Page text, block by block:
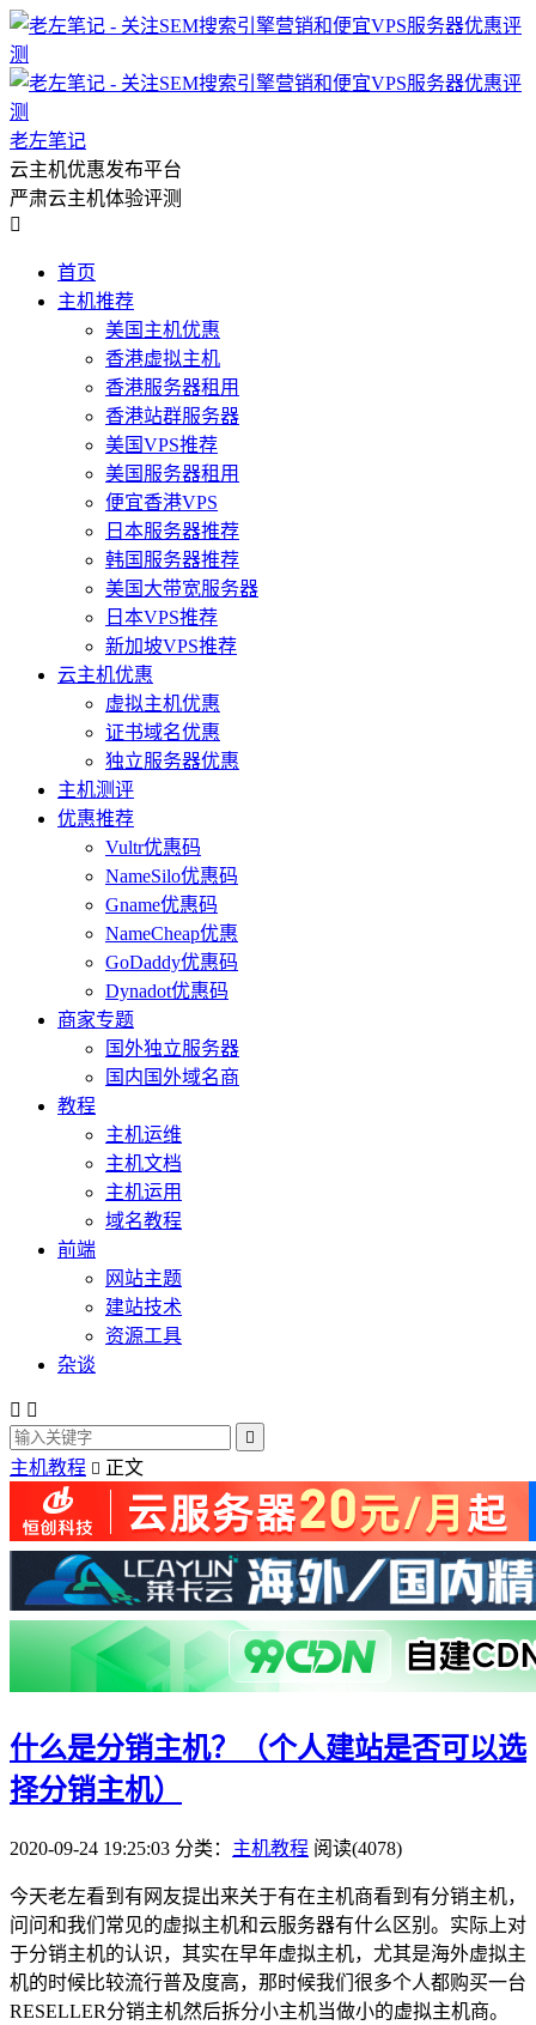
老左笔记
云主机优惠发布平台
严肃云主机体验评测

首页
主机推荐
美国主机优惠
香港虚拟主机
香港服务器租用
香港站群服务器
美国VPS推荐
美国服务器租用
便宜香港VPS
日本服务器推荐
韩国服务器推荐
美国大带宽服务器
日本VPS推荐
新加坡VPS推荐
云主机优惠
虚拟主机优惠
证书域名优惠
独立服务器优惠
主机测评
优惠推荐
Vultr优惠码
NameSilo优惠码
Gname优惠码
NameCheap优惠
GoDaddy优惠码
Dynadot优惠码
商家专题
国外独立服务器
国内国外域名商
教程
主机运维
主机文档
主机运用
域名教程
前端
网站主题
建站技术
资源工具
杂谈
 

主机教程  正文
什么是分销主机？（个人建站是否可以选
择分销主机）
2020-09-24 19:25:03 分类： 主机教程 阅读(4078)
今天老左看到有网友提出来关于有在主机商看到有分销主机，
问问和我们常见的虚拟主机和云服务器有什么区别。实际上对
于分销主机的认识，其实在早年虚拟主机，尤其是海外虚拟主
机的时候比较流行普及度高，那时候我们很多个人都购买一台
RESELLER分销主机然后拆分小主机当做小的虚拟主机商。